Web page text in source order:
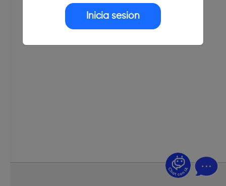
Inicia sesión